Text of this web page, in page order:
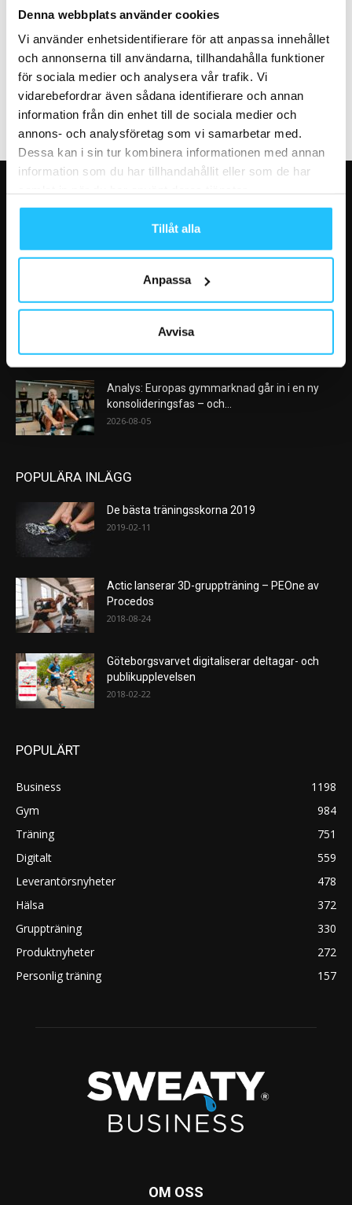
Denna webbplats använder cookies
Vi använder enhetsidentifierare för att anpassa innehållet
och annonserna till användarna, tillhandahålla funktioner
för sociala medier och analysera vår trafik. Vi
vidarebefordrar även sådana identifierare och annan
information från din enhet till de sociala medier och
annons- och analysföretag som vi samarbetar med.
Dessa kan i sin tur kombinera informationen med annan
information som du har tillhandahållit eller som de har
Tillåt alla
Anpassa
Avvisa
Sony Advagym – uppgradera
och koppla upp gymmet utan
att byta...
Wondr lanserar
Marknadshuben – verktyget
som hjälper gym och
träningscenter lyckas...
VÅRA FAVORITER
Nike satsar på hybridträning när Hyrox formar
nästa stora kategori
AI kommer aldrig kunna ersätta en frukost
efter träningspasset
Analys: Europas gymmarknad går in i en ny
konsolideringsfas – och...
2026-08-05
POPULÄRA INLÄGG
De bästa träningsskorna 2019
2019-02-11
Actic lanserar 3D-gruppträning – PEOne av
Procedos
2018-08-24
Göteborgsvarvet digitaliserar deltagar- och
publikupplevelsen
2018-02-22
POPULÄRT
Business
1198
Gym
984
Träning
751
Digitalt
559
Leverantörsnyheter
478
Hälsa
372
Gruppträning
330
Produktnyheter
272
Personlig träning
157
OM OSS